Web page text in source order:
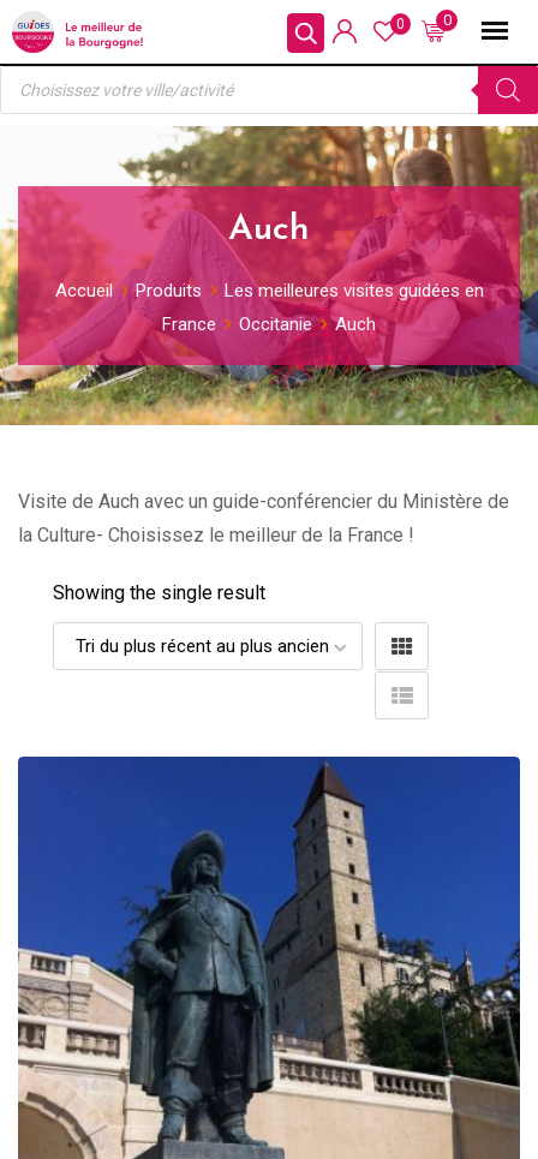
Skip
to
content
0
0
Recherche
produits
Auch
Accueil Produits
Les meilleures visites guidées en
France
Occitanie Auch
Visite de Auch avec un guide-conférencier du Ministère de
la Culture- Choisissez le meilleur de la France !
Showing the single result